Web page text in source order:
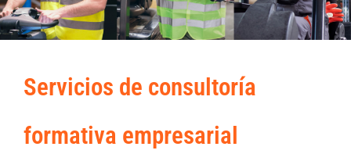
Servicios de consultoría
formativa empresarial